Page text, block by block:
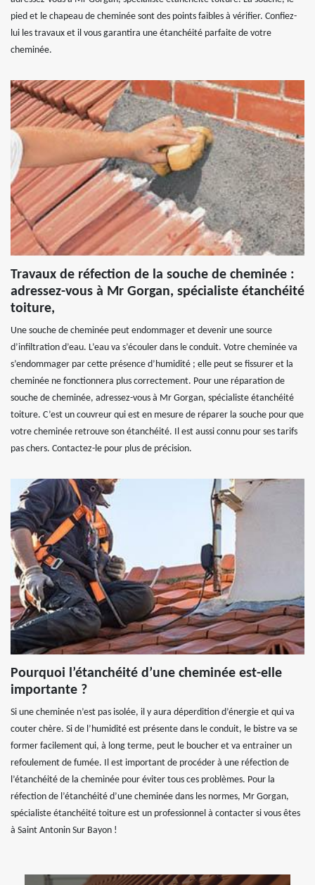
pied et le chapeau de cheminée sont des points faibles à vérifier. Confiez-
lui les travaux et il vous garantira une étanchéité parfaite de votre
cheminée.
Travaux de réfection de la souche de cheminée :
adressez-vous à Mr Gorgan, spécialiste étanchéité
toiture,
Une souche de cheminée peut endommager et devenir une source
d’infiltration d’eau. L’eau va s’écouler dans le conduit. Votre cheminée va
s’endommager par cette présence d’humidité ; elle peut se fissurer et la
cheminée ne fonctionnera plus correctement. Pour une réparation de
souche de cheminée, adressez-vous à Mr Gorgan, spécialiste étanchéité
toiture. C’est un couvreur qui est en mesure de réparer la souche pour que
votre cheminée retrouve son étanchéité. Il est aussi connu pour ses tarifs
pas chers. Contactez-le pour plus de précision.
Pourquoi l’étanchéité d’une cheminée est-elle
importante ?
Si une cheminée n’est pas isolée, il y aura déperdition d’énergie et qui va
couter chère. Si de l’humidité est présente dans le conduit, le bistre va se
former facilement qui, à long terme, peut le boucher et va entrainer un
refoulement de fumée. Il est important de procéder à une réfection de
l’étanchéité de la cheminée pour éviter tous ces problèmes. Pour la
réfection de l’étanchéité d’une cheminée dans les normes, Mr Gorgan,
spécialiste étanchéité toiture est un professionnel à contacter si vous êtes
à Saint Antonin Sur Bayon !